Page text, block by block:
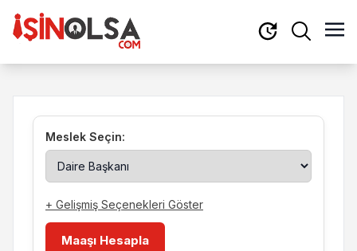
Meslek Seçin:
+ Gelişmiş Seçenekleri Göster
Maaşı Hesapla